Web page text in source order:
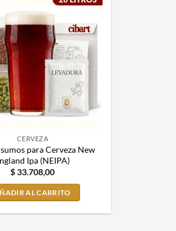
CERVEZA
para Cerveza New
Ipa (NEIPA)
$33.708,00
AL CARRITO